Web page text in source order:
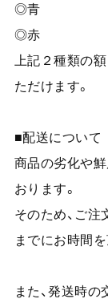
◎青
◎赤
上記２種類の
ただけます。
■配送について
商品の劣化や
おります。
そのため、ご
までにお時間
また、発送時